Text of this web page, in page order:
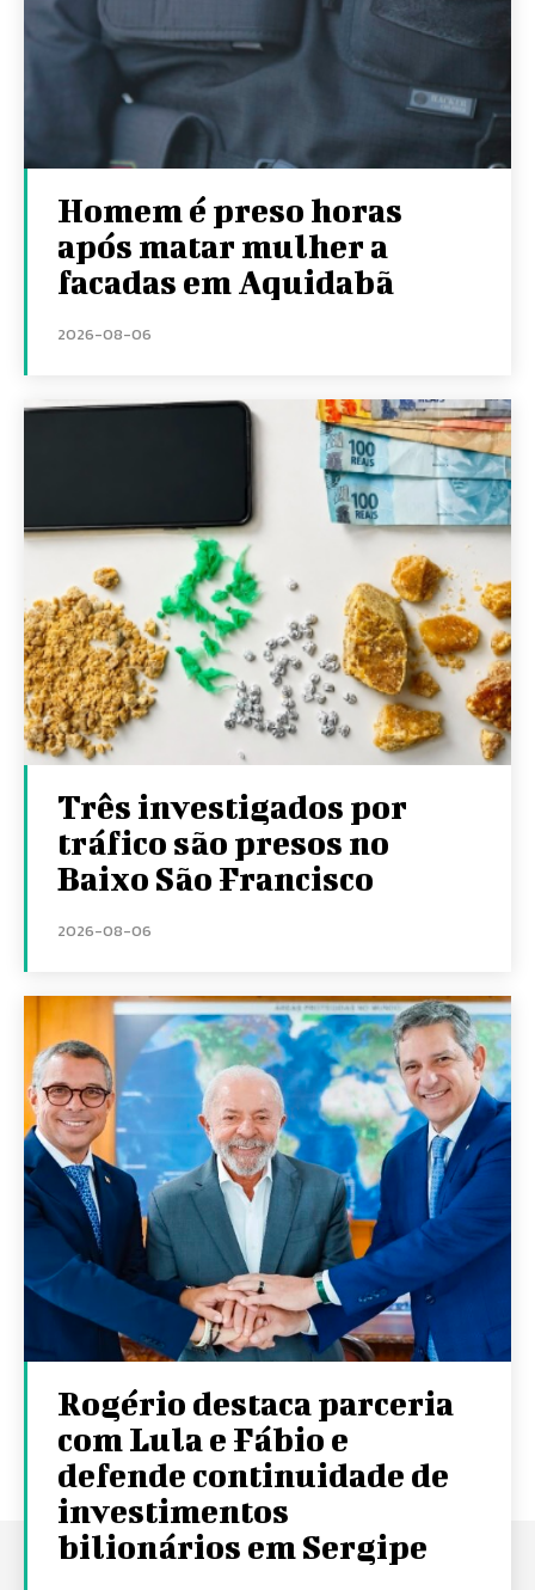
Homem é preso horas
após matar mulher a
facadas em Aquidabã
2026-08-06
Três investigados por
tráfico são presos no
Baixo São Francisco
2026-08-06
Rogério destaca parceria
com Lula e Fábio e
defende continuidade de
investimentos
bilionários em Sergipe